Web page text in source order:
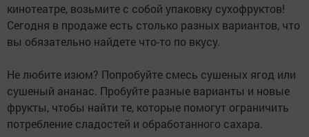
кинотеатре, возьмите с собой упаковку сухофруктов!
Сегодня в продаже есть столько разных вариантов, что
вы обязательно найдете что-то по вкусу.
Не любите изюм? Попробуйте смесь сушеных ягод или
сушеный ананас. Пробуйте разные варианты и новые
фрукты, чтобы найти те, которые помогут ограничить
потребление сладостей и обработанного сахара.